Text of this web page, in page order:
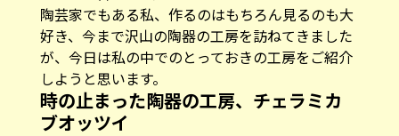
陶芸家でもある私、作るのはもちろん見るのも大
好き、今まで沢山の陶器の工房を訪ねてきました
が、今日は私の中でのとっておきの工房をご紹介
しようと思います。
時の止まった陶器の工房、チェラミカ
ブオッツイ